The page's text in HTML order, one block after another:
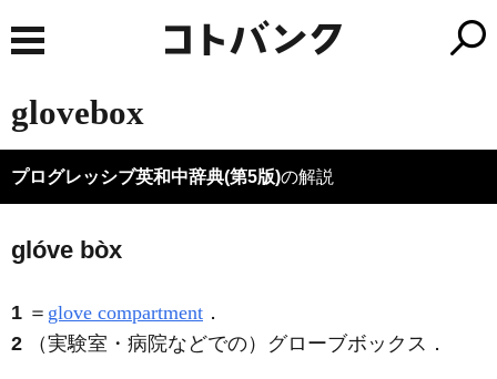
glovebox
プログレッシブ英和中辞典(第5版)の解説
glóve bòx
1 ＝ glove compartment ．
2 （実験室・病院などでの）グローブボックス ．